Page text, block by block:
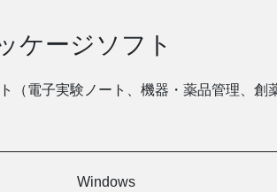
ケージソフト
（電子実験ノート、機器・薬品管理、
Windows